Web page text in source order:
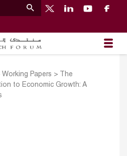
Working Papers >
The
to Economic Growth: A